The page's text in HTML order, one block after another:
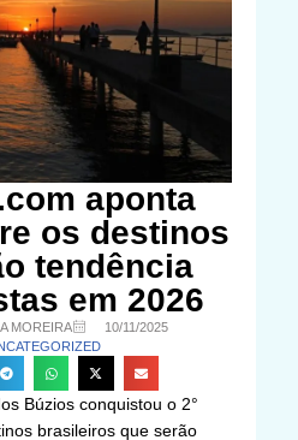
aponta
os destinos
tendência
em 2026
MOREIRA
10/11/2025
Búzios conquistou o 2°
brasileiros que serão